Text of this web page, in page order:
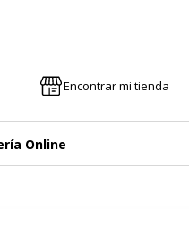
Encontrar mi tienda
Online